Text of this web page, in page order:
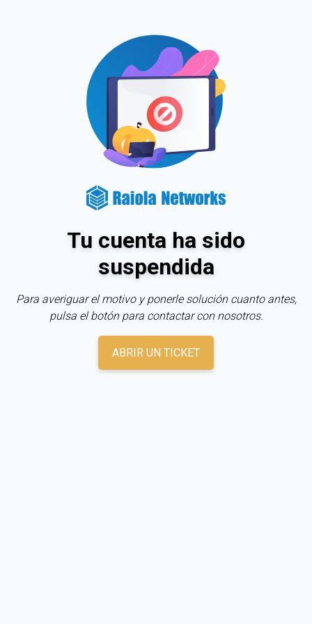
Tu cuenta ha sido
suspendida
Para averiguar el motivo y ponerle solución cuanto antes,
pulsa el botón para contactar con nosotros.
ABRIR UN TICKET